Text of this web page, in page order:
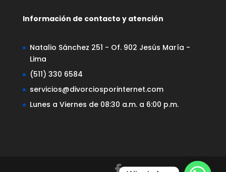
Información de contacto y atención
Natalio Sánchez 251 - Of. 902 Jesús María -
Lima
(511) 330 6584
servicios@divorciosporinternet.com
Lunes a Viernes de 08:30 a.m. a 6:00 p.m.